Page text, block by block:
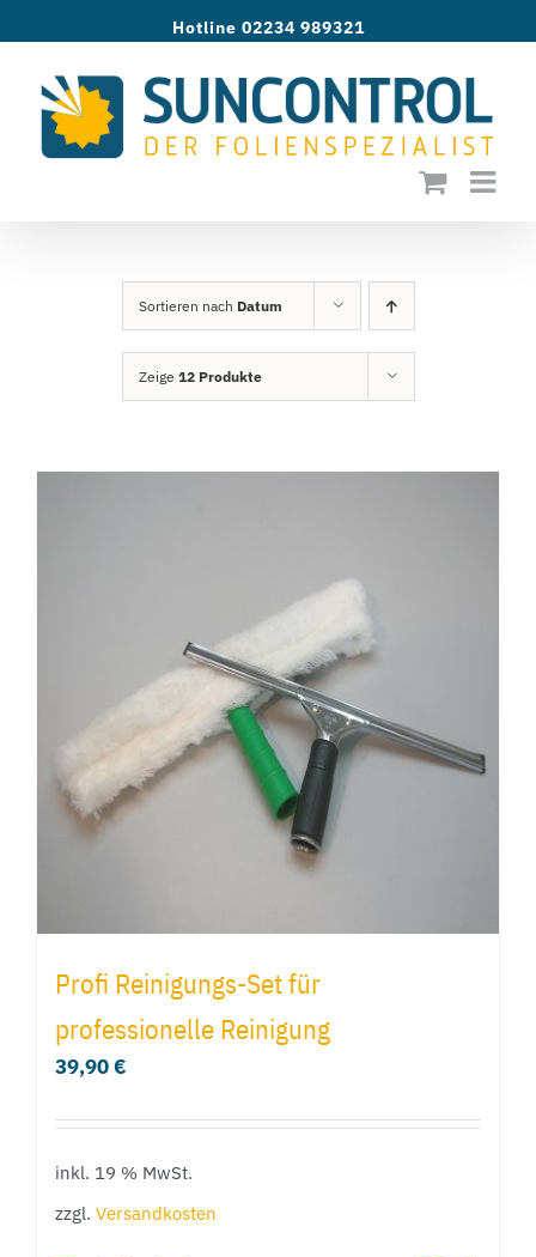
springen
Hotline 02234 989321
Sortieren nach Datum
Zeige 12 Produkte
Profi Reinigungs-Set für
professionelle Reinigung
39,90€
inkl. 19 % MwSt.
zzgl. Versandkosten